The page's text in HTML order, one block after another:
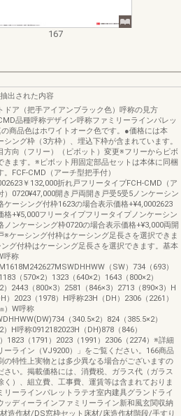
167
出された内容
ドア（把手アイアンブラック色）呼称の見方
品種呼称デザイン呼称ファミリーラインパレッ
の商品色はホワイトオーク色です。●価格には本
シング枠（3方枠）、埋込下枠が含まれています。
方向（フリー）（ピボット）変更※フリーからピボ
きます。※ピボット用固定部品セットは本体に同梱
。FCF-CMD（アーチ型把手付）
￥132,000折れ戸フリータイプFCH-CMD（ア
）0720¥47,000開き戸両開き戸受5受5ノンケーシン
ケーシング付枠1623の場合表示価格+¥4,0002623
格+¥5,000フリータイプフリータイプノンケーシン
ノンケーシング枠0720の場合表示価格+¥3,000両開
※ケーシング付枠はケーシング足長さを選択できま
グ付枠はケーシング足長さを選択できます。基本
呼称
（SW）734（693）
（570×2）1323（640×2）1643（800×2）
）2443（800×3）2581（846×3）2713（890×3）H
）2023（1978）H呼称23H（DH）2306（2261）
）W呼称
（340.5×2）824（385.5×2）
）H呼称0912182023H（DH)878（846）
1823（1791）2023（1991）2306（2274）※詳細
ーライン（VJ9200）」をご覧ください。166商品
の特性上実物とは多少異なる場合がございますの
さい。掲載価格には、消費税、ガラス代（ガラス
く）、組立費、工事費、運賃等は含まれておりま
リーラインパレットラテオ室内建具グランドライ
ッディーラインファミリーライン新和風玄関収納
造作材/DS窓枠セット床材/床造作材階段/手すり